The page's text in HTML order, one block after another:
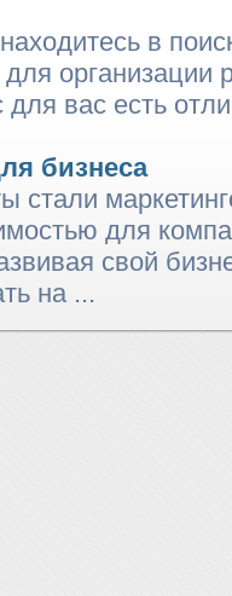
в
организации
для вас есть
бизнеса
стали
для
свой
на ...